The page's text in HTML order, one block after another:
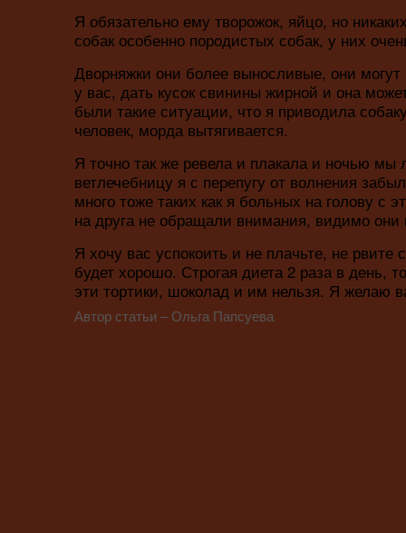
Я обязательно ему творожок, яйцо, но
собак особенно породистых собак, у них
Дворняжки они более выносливые, они
у вас, дать кусок свинины жирной и она
были такие ситуации, что я приводила
человек, морда вытягивается.
Я точно так же ревела и плакала и ночью мы
ветлечебницу я с перепугу от волнения
много тоже таких как я больных на голову
на друга не обращали внимания, видимо они
Я хочу вас успокоить и не плачьте, не
будет хорошо. Строгая диета 2 раза в день,
эти тортики, шоколад и им нельзя. Я желаю
Автор статьи – Ольга Папсуева